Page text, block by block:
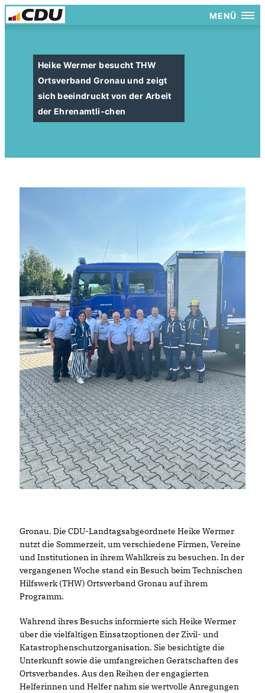
MENÜ
Heike Wermer besucht THW
Ortsverband Gronau und zeigt
sich beeindruckt von der Arbeit
der Ehrenamtli-chen
Gronau. Die CDU-Landtagsabgeordnete Heike Wermer
nutzt die Sommerzeit, um verschiedene Firmen, Vereine
und Institutionen in ihrem Wahlkreis zu besuchen. In der
vergangenen Woche stand ein Besuch beim Technischen
Hilfswerk (THW) Ortsverband Gronau auf ihrem
Programm.
Während ihres Besuchs informierte sich Heike Wermer
über die vielfältigen Einsatzoptionen der Zivil- und
Katastrophenschutzorganisation. Sie besichtigte die
Unterkunft sowie die umfangreichen Gerätschaften des
Ortsverbandes. Aus den Reihen der engagierten
Helferinnen und Helfer nahm sie wertvolle Anregungen